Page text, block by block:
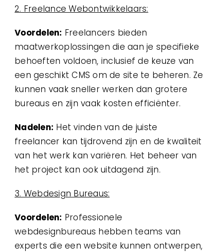
2. Freelance Webontwikkelaars:
Voordelen: Freelancers bieden
maatwerkoplossingen die aan je specifieke
behoeften voldoen, inclusief de keuze van
een geschikt CMS om de site te beheren. Ze
kunnen vaak sneller werken dan grotere
bureaus en zijn vaak kosten efficiënter.
Nadelen: Het vinden van de juiste
freelancer kan tijdrovend zijn en de kwaliteit
van het werk kan variëren. Het beheer van
het project kan ook uitdagend zijn.
3. Webdesign Bureaus:
Voordelen: Professionele
webdesignbureaus hebben teams van
experts die een website kunnen ontwerpen,